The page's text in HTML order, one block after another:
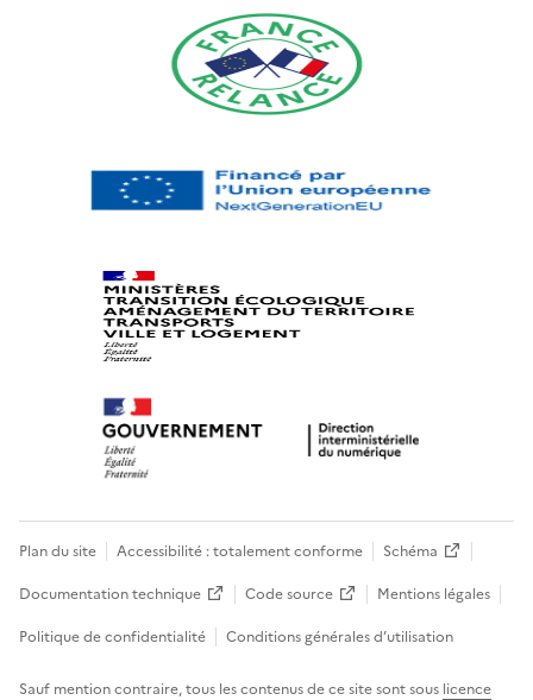
Plan du site Accessibilité : totalement conforme
Schéma
Documentation technique
Code source
Mentions légales
Politique de confidentialité
Conditions générales d’utilisation
Sauf mention contraire, tous les contenus de ce site sont sous licence